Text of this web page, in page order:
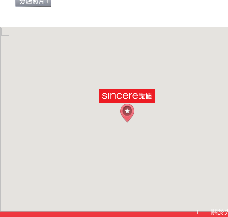
i
關於